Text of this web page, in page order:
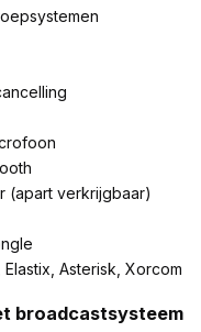
(apart verkrijgbaar)
Asterisk, Xorcom
broadcastsysteem